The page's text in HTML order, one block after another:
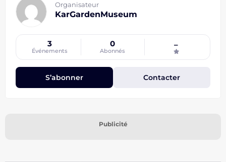
Organisateur
KarGardenMuseum
3
Événements
0
Abonnés
–
S’abonner Contacter
Publicité